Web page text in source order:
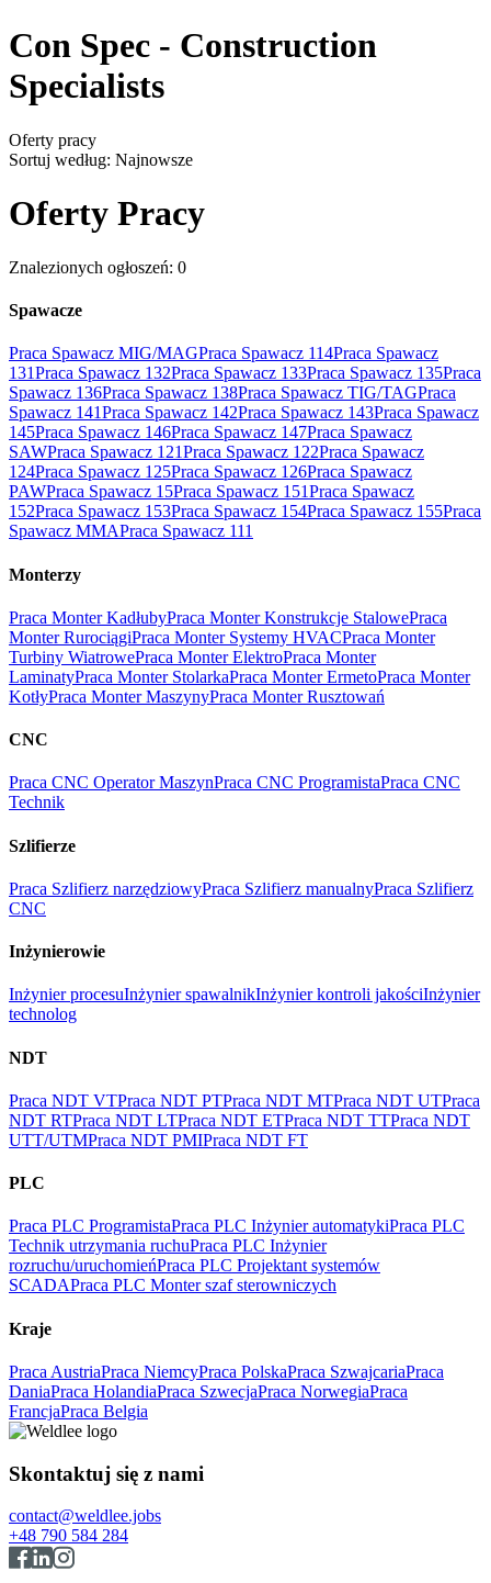
Con Spec - Construction
Specialists
Oferty pracy
Sortuj według: Najnowsze
Oferty Pracy
Znalezionych ogłoszeń: 0
Spawacze
Praca Spawacz MIG/MAGPraca Spawacz 114Praca Spawacz
131Praca Spawacz 132Praca Spawacz 133Praca Spawacz 135Praca
Spawacz 136Praca Spawacz 138Praca Spawacz TIG/TAGPraca
Spawacz 141Praca Spawacz 142Praca Spawacz 143Praca Spawacz
145Praca Spawacz 146Praca Spawacz 147Praca Spawacz
SAWPraca Spawacz 121Praca Spawacz 122Praca Spawacz
124Praca Spawacz 125Praca Spawacz 126Praca Spawacz
PAWPraca Spawacz 15Praca Spawacz 151Praca Spawacz
152Praca Spawacz 153Praca Spawacz 154Praca Spawacz 155Praca
Spawacz MMAPraca Spawacz 111
Monterzy
Praca Monter KadłubyPraca Monter Konstrukcje StalowePraca
Monter RurociągiPraca Monter Systemy HVACPraca Monter
Turbiny WiatrowePraca Monter ElektroPraca Monter
LaminatyPraca Monter StolarkaPraca Monter ErmetoPraca Monter
KotłyPraca Monter MaszynyPraca Monter Rusztowań
CNC
Praca CNC Operator MaszynPraca CNC ProgramistaPraca CNC
Technik
Szlifierze
Praca Szlifierz narzędziowyPraca Szlifierz manualnyPraca Szlifierz
CNC
Inżynierowie
Inżynier procesuInżynier spawalnikInżynier kontroli jakościInżynier
technolog
NDT
Praca NDT VTPraca NDT PTPraca NDT MTPraca NDT UTPraca
NDT RTPraca NDT LTPraca NDT ETPraca NDT TTPraca NDT
UTT/UTMPraca NDT PMIPraca NDT FT
PLC
Praca PLC ProgramistaPraca PLC Inżynier automatykiPraca PLC
Technik utrzymania ruchuPraca PLC Inżynier
rozruchu/uruchomieńPraca PLC Projektant systemów
SCADAPraca PLC Monter szaf sterowniczych
Kraje
Praca AustriaPraca NiemcyPraca PolskaPraca SzwajcariaPraca
DaniaPraca HolandiaPraca SzwecjaPraca NorwegiaPraca
FrancjaPraca Belgia
Skontaktuj się z nami
contact@weldlee.jobs
+48 790 584 284